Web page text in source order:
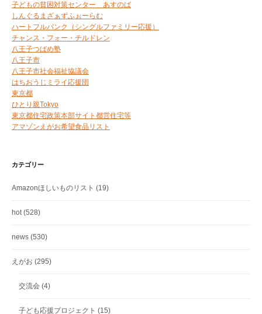
子どもの貧困対策センター あすのば
しんぐるまざぁずふぉーらむ
ハートフルバンク（シングルファミリー応援）
チャンス・フォー・チルドレン
八王子つばめ塾
八王子市
八王子市社会福祉協議会
はちおうじミライ応援団
東京都
ひとり親Tokyo
東京都住宅政策本部サイト都営住宅等
アマゾンえがお希望食品リスト
カテゴリー
Amazonほしいものリスト (19)
hot(528)
news (530)
えがお (295)
交流会 (4)
子ども応援プロジェクト (15)